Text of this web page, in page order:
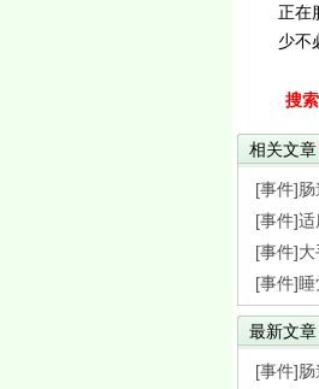
正在
少不
搜索
相关文章
[事件]肠
[事件]
[事件]
[事件]
最新文章
[事件]肠